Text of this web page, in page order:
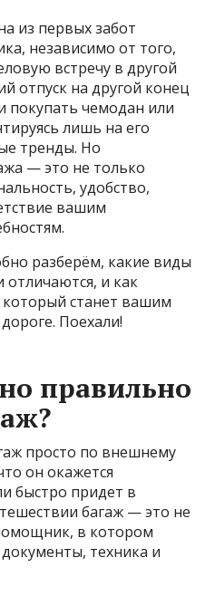
из первых забот
независимо от того,
встречу в другой
отпуск на другой конец
покупать чемодан или
лишь на его
тренды. Но
— это не только
удобство,
вашим
разберём, какие виды
и как
станет вашим
Поехали!
правильно
просто по внешнему
он окажется
быстро придет в
багаж — это не
в котором
техника и